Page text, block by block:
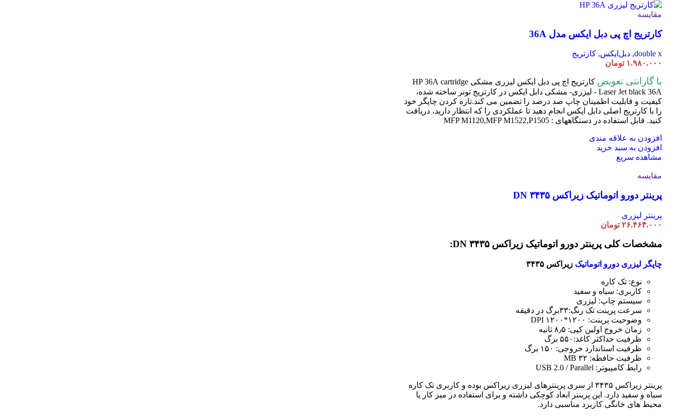
مقایسه
کارتریج اچ پی دبل ایکس مدل 36A
double x
, دبل‌ایکس, کارتریج
۱.۹۸۰.۰۰۰ تومان
با گارانتی تعویض کارتریج اچ پی دبل ایکس لیزری مشکی HP 36A cartridge
Laser Jet black 36A - لیزری- مشکی دابل ایکس در کارتریج تونر ساخته شده،
کیفیت و قابلیت اطمینان چاپ صد درصد را تضمین می کند.تازه کردن چاپگر خود
را با کارتریج اصلی دابل ایکس انجام دهید تا عملکردی را که انتظار دارید، دریافت
کنید. قابل استفاده در دستگاههای : MFP M1120,MFP M1522,P1505
افزودن به علاقه مندی
افزودن به سبد خرید
مشاهده سریع
مقایسه
پرینتر دورو اتوماتیک زیراکس DN ۳۴۳۵
پرینتر لیزری
۲۶.۴۶۳.۰۰۰ تومان
مشخصات کلی پرینتر دورو اتوماتیک زیراکس DN ۳۴۳۵:
چاپگر لیزری دورو اتوماتیک زیراکس ۳۴۳۵
نوع: تک کاره
کاربری: سیاه و سفید
سیستم چاپ: لیزری
سرعت پرینت تک رنگ:۳۳برگ در دقیقه
وضوحیت پرینت: ۱۲۰۰*۱۲۰۰ DPI
زمان خروج اولین کپی: ۸٫۵ ثانیه
ظرفیت حداکثر کاغذ:۵۵۰ برگ
ظرفیت استاندارد خروجی: ۱۵۰ برگ
ظرفیت حافظه: ۳۲ MB
رابط کامپیوتر: USB 2.0 / Parallel
پرینتر زیراکس ۳۴۳۵ از سری پرینترهای لیزری زیراکس بوده و کاربری تک کاره
سیاه و سفید دارد. این پرینتر ابعاد کوچکی داشته و برای استفاده در میز کار یا
محیط های خانگی کاربرد مناسبی دارد.